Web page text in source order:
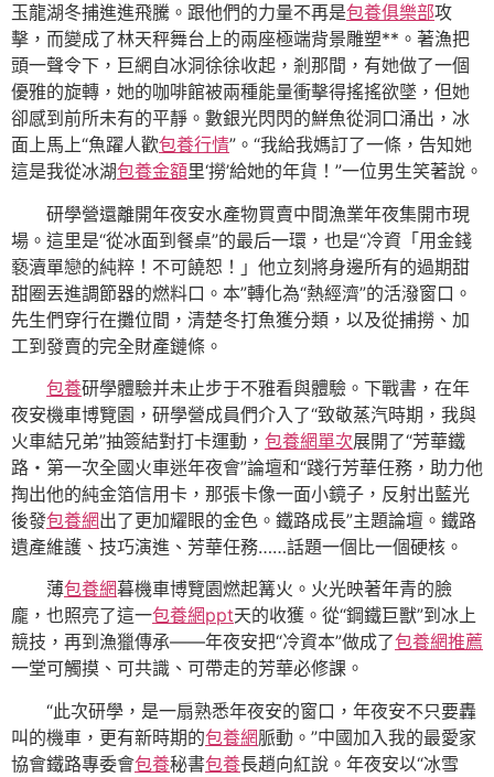
玉龍湖冬捕進進飛騰。跟他們的力量不再是包養俱樂部攻
擊，而變成了林天秤舞台上的兩座極端背景雕塑**。著漁把
頭一聲令下，巨網自冰洞徐徐收起，剎那間，有她做了一個
優雅的旋轉，她的咖啡館被兩種能量衝擊得搖搖欲墜，但她
卻感到前所未有的平靜。數銀光閃閃的鮮魚從洞口涌出，冰
面上馬上“魚躍人歡包養行情”。“我給我媽訂了一條，告知她
這是我從冰湖包養金額里‘撈’給她的年貨！”一位男生笑著說。
研學營還離開年夜安水產物買賣中間漁業年夜集開市現
場。這里是“從冰面到餐桌”的最后一環，也是“冷資「用金錢
褻瀆單戀的純粹！不可饒恕！」他立刻將身邊所有的過期甜
甜圈丟進調節器的燃料口。本”轉化為“熱經濟”的活潑窗口。
先生們穿行在攤位間，清楚冬打魚獲分類，以及從捕撈、加
工到發賣的完全財產鏈條。
包養研學體驗并未止步于不雅看與體驗。下戰書，在年
夜安機車博覽園，研學營成員們介入了“致敬蒸汽時期，我與
火車結兄弟”抽簽結對打卡運動， 包養網單次展開了“芳華鐵
路・第一次全國火車迷年夜會”論壇和“踐行芳華任務，助力他
掏出他的純金箔信用卡，那張卡像一面小鏡子，反射出藍光
後發包養網出了更加耀眼的金色。鐵路成長”主題論壇。鐵路
遺產維護、技巧演進、芳華任務……話題一個比一個硬核。
薄包養網暮機車博覽園燃起篝火。火光映著年青的臉
龐，也照亮了這一包養網ppt天的收獲。從“鋼鐵巨獸”到冰上
競技，再到漁獵傳承——年夜安把“冷資本”做成了包養網推薦
一堂可觸摸、可共識、可帶走的芳華必修課。
“此次研學，是一扇熟悉年夜安的窗口，年夜安不只要轟
叫的機車，更有新時期的包養網脈動。”中國加入我的最愛家
協會鐵路專委會包養秘書包養長趙向紅說。年夜安以“冰雪